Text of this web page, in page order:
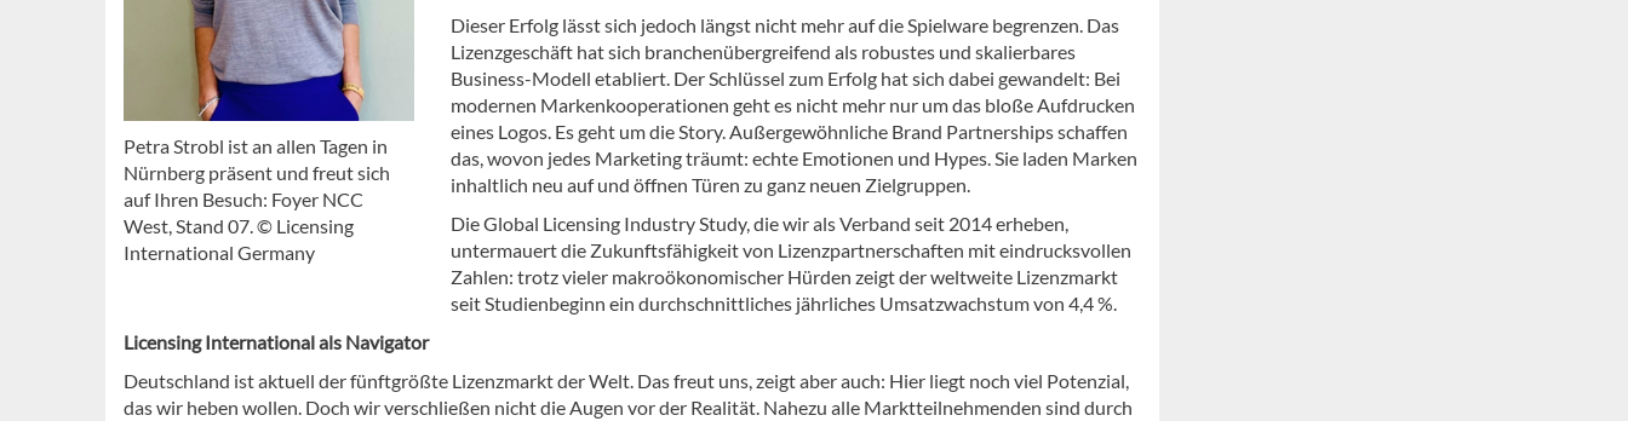
Petra Strobl ist an allen Tagen in
Nürnberg präsent und freut sich
auf Ihren Besuch: Foyer NCC
West, Stand 07. © Licensing
International Germany
Dieser Erfolg lässt sich jedoch längst nicht mehr auf die Spielware begrenzen. Das
Lizenzgeschäft hat sich branchenübergreifend als robustes und skalierbares
Business-Modell etabliert. Der Schlüssel zum Erfolg hat sich dabei gewandelt: Bei
modernen Markenkooperationen geht es nicht mehr nur um das bloße Aufdrucken
eines Logos. Es geht um die Story. Außergewöhnliche Brand Partnerships schaffen
das, wovon jedes Marketing träumt: echte Emotionen und Hypes. Sie laden Marken
inhaltlich neu auf und öffnen Türen zu ganz neuen Zielgruppen.
Die Global Licensing Industry Study, die wir als Verband seit 2014 erheben,
untermauert die Zukunftsfähigkeit von Lizenzpartnerschaften mit eindrucksvollen
Zahlen: trotz vieler makroökonomischer Hürden zeigt der weltweite Lizenzmarkt
seit Studienbeginn ein durchschnittliches jährliches Umsatzwachstum von 4,4 %.
Licensing International als Navigator
Deutschland ist aktuell der fünftgrößte Lizenzmarkt der Welt. Das freut uns, zeigt aber auch: Hier liegt noch viel Potenzial,
das wir heben wollen. Doch wir verschließen nicht die Augen vor der Realität. Nahezu alle Marktteilnehmenden sind durch